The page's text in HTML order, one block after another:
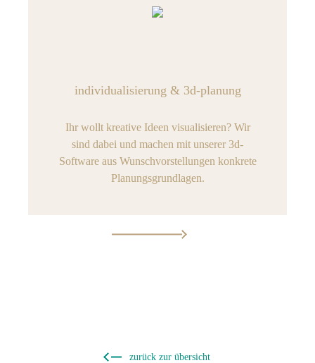
individualisierung & 3d-planung
Ihr wollt kreative Ideen visualisieren? Wir
sind dabei und machen mit unserer 3d-
Software aus Wunschvorstellungen konkrete
Planungsgrundlagen.
zurück zur übersicht